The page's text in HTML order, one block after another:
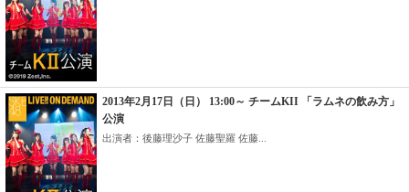
2013年2月17日（日） 13:00～ チームKII 「ラムネの飲み方」
公演
出演者：後藤理沙子 佐藤聖羅 佐藤...